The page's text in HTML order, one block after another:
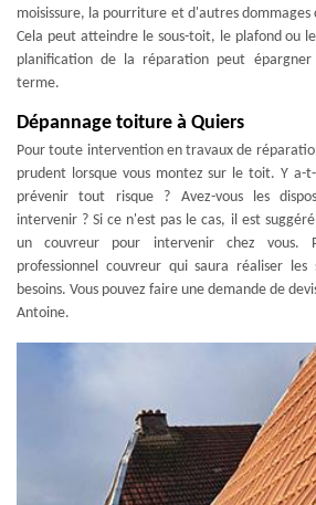
moisissure, la pourriture et d'autres dommages
Cela peut atteindre le sous-toit, le plafond ou
planification de la réparation peut
terme.
Dépannage toiture à Quiers
Pour toute intervention en travaux de
prudent lorsque vous montez sur le toit. Y a-
prévenir tout risque ? Avez-vous les
intervenir ? Si ce n'est pas le cas, il est
un couvreur pour intervenir chez vous.
professionnel couvreur qui saura réaliser les
besoins. Vous pouvez faire une demande de
Antoine.